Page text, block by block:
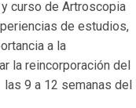
curso de Artroscopia
de estudios,
a la
la reincorporación del
9 a 12 semanas del